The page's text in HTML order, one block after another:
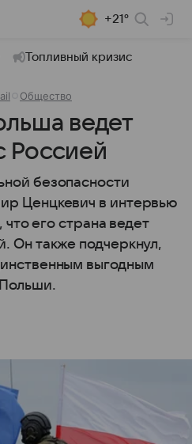
+21°
Топливный кризис
Общество
ведет
Россией
безопасности
Ценцкевич в интервью
что его страна ведет
Он также подчеркнул,
выгодным